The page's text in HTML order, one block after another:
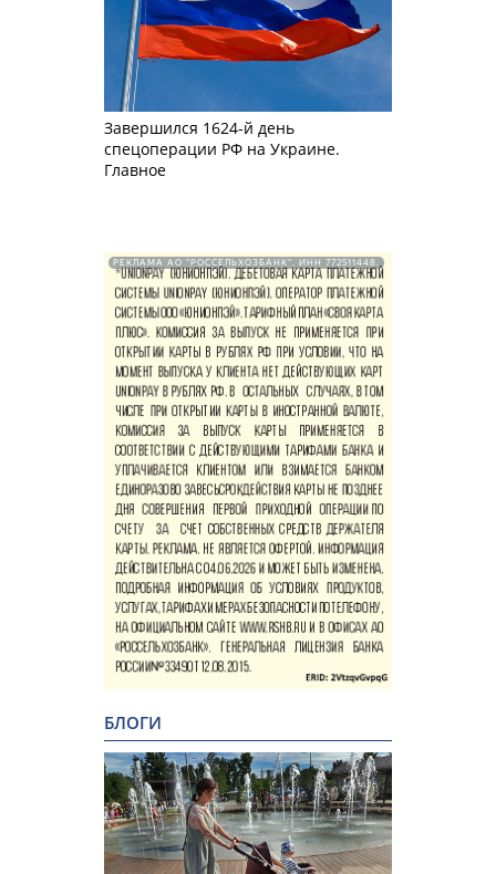
Завершился 1624-й день
спецоперации РФ на Украине.
Главное
РЕКЛАМА АО "РОССЕЛЬХОЗБАНК". ИНН 772511448.
БЛОГИ